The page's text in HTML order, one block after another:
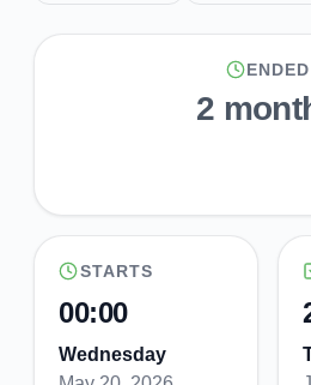
ENDED
2
STARTS
00:00
Wednesday